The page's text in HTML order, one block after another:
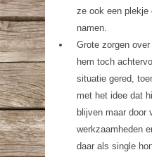
ze ook een
namen.
Grote zorgen over
hem toch
situatie gered,
met het idee dat
blijven maar door
werkzaamheden
daar als single